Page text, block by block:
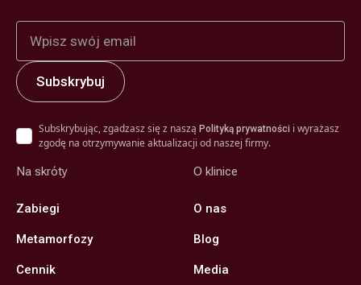
Subskrybując, zgadzasz się z naszą Polityką prywatności i wyrażasz
zgodę na otrzymywanie aktualizacji od naszej firmy.
Na skróty
Zabiegi
Metamorfozy
Cennik
O klinice
O nas
Blog
Media